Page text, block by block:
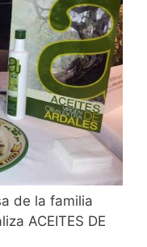
de la familia
ACEITES DE